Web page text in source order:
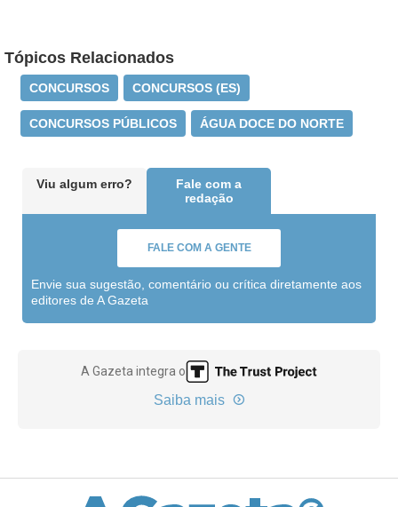
Tópicos Relacionados
CONCURSOS CONCURSOS (ES)
CONCURSOS PÚBLICOS ÁGUA DOCE DO NORTE
Viu algum erro?
Fale com a
redação
FALE COM A GENTE
Envie sua sugestão, comentário ou crítica diretamente aos
editores de A Gazeta
A Gazeta integra o
Saiba mais